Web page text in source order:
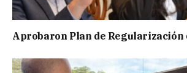
Aprobaron Plan de Regularización